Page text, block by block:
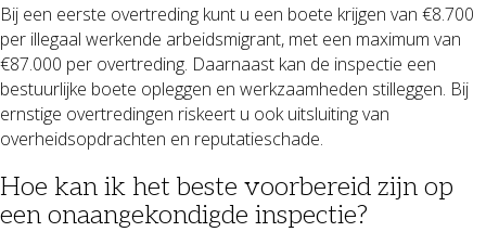
Bij een eerste overtreding kunt u een boete krijgen van €8.700
per illegaal werkende arbeidsmigrant, met een maximum van
€87.000 per overtreding. Daarnaast kan de inspectie een
bestuurlijke boete opleggen en werkzaamheden stilleggen. Bij
ernstige overtredingen riskeert u ook uitsluiting van
overheidsopdrachten en reputatieschade.
Hoe kan ik het beste voorbereid zijn op
een onaangekondigde inspectie?